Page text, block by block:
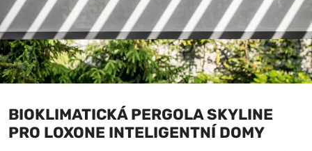
BIOKLIMATICKÁ PERGOLA SKYLINE
PRO LOXONE INTELIGENTNÍ DOMY